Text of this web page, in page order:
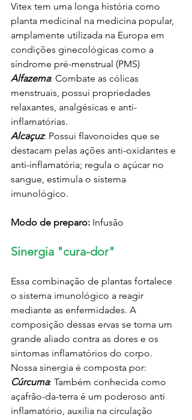
Vitex tem uma longa história como
planta medicinal na medicina popular,
amplamente utilizada na Europa em
condições ginecológicas como a
síndrome pré-menstrual (PMS)
Alfazema: Combate as cólicas
menstruais, possui propriedades
relaxantes, analgésicas e anti-
inflamatórias.
Alcaçuz: Possui flavonoides que se
destacam pelas ações anti-oxidantes e
anti-inflamatória; regula o açúcar no
sangue, estimula o sistema
imunológico.
Modo de preparo: Infusão
Sinergia "cura-dor"
Essa combinação de plantas fortalece
o sistema imunológico a reagir
mediante as enfermidades. A
composição dessas ervas se torna um
grande aliado contra as dores e os
sintomas inflamatórios do corpo.
Nossa sinergia é composta por:
Cúrcuma: Também conhecida como
açafrão-da-terra é um poderoso anti
inflamatório, auxilia na circulação